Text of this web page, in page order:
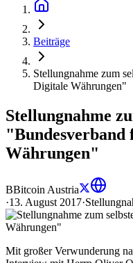
Beiträge
Stellungnahme zum
Digitale Währungen"
Stellungnahme
Währungen"
BBitcoin Austria
·13. August 2017·
Mit großer Verwunderung